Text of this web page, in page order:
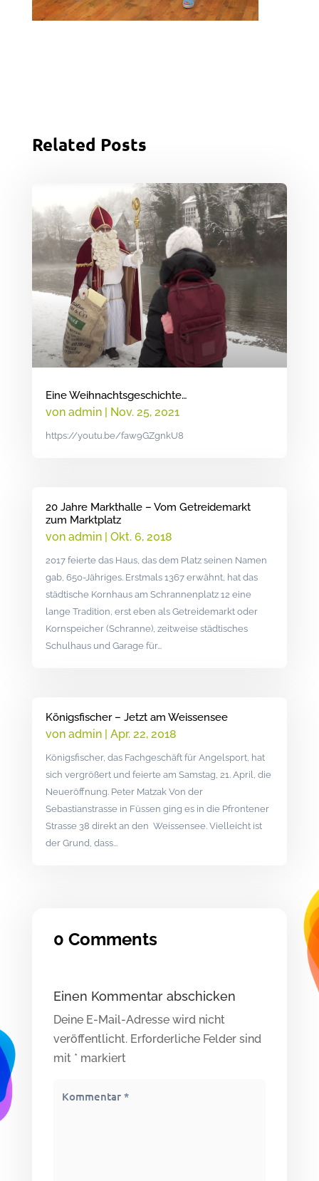
Related Posts
Eine Weihnachtsgeschichte…
von admin| Nov. 25, 2021
https://youtu.be/faw9GZgnkU8
20 Jahre Markthalle – Vom Getreidemarkt
zum Marktplatz
von admin| Okt. 6, 2018
2017 feierte das Haus, das dem Platz seinen Namen
gab, 650-Jähriges. Erstmals 1367 erwähnt, hat das
städtische Kornhaus am Schrannenplatz 12 eine
lange Tradition, erst eben als Getreidemarkt oder
Kornspeicher (Schranne), zeitweise städtisches
Schulhaus und Garage für...
Königsfischer – Jetzt am Weissensee
von admin| Apr. 22, 2018
Königsfischer, das Fachgeschäft für Angelsport, hat
sich vergrößert und feierte am Samstag, 21. April, die
Neueröffnung. Peter Matzak Von der
Sebastianstrasse in Füssen ging es in die Pfrontener
Strasse 38 direkt an den Weissensee. Vielleicht ist
der Grund, dass...
0 Comments
Einen Kommentar abschicken
Deine E-Mail-Adresse wird nicht
veröffentlicht. Erforderliche Felder sind
mit * markiert